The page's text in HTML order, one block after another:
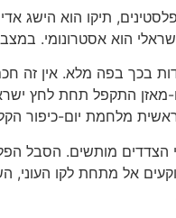
תיקו הוא הישג
הוא אסטרונומי.
בכך בפה מלא. אין זה
מאזן התקפל תחת לחץ
מלחמת יום-כיפור
הצדדים מותשים. הסבל